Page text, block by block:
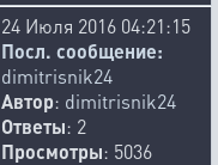
24 Июля 2016 04:21:15
Посл. сообщение:
dimitrisnik24
Автор: dimitrisnik24
Ответы: 2
Просмотры: 5036